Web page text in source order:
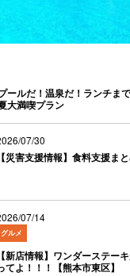
ールだ！温泉だ！ランチま
大満喫プラン
07/30
【災害支援情報】食料支援ま
07/14
グルメ
【新店情報】ワンダーステー
てよ！！！【熊本市東区】